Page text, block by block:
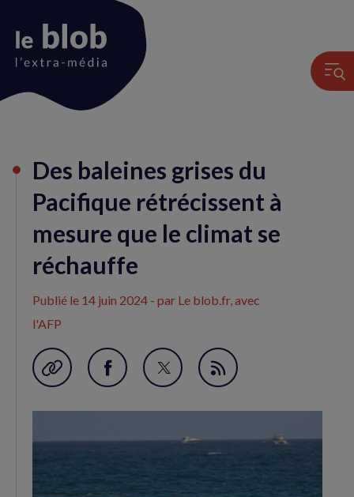
du
Des baleines grises du
Pacifique rétrécissent à
mesure que le climat se
réchauffe
Publié le 14 juin 2024 - par Le blob.fr, avec
l'AFP
Garder en favori
Partager
fenêtre)
Partager
(nouvelle
fenêtre)
Flux